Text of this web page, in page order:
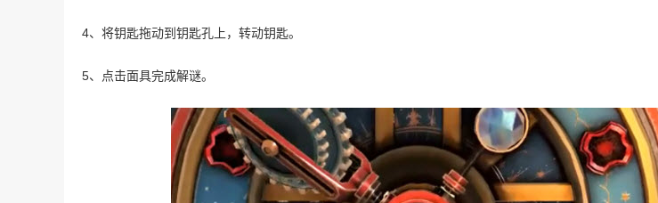
4、将钥匙拖动到钥匙孔上，转动钥匙。
5、点击面具完成解谜。